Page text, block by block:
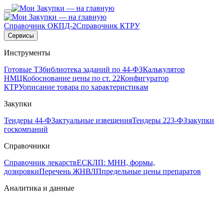
Справочник ОКПД-2Справочник КТРУ
Сервисы
Инструменты
Готовые ТЗбиблиотека заданий по 44-ФЗКалькулятор
НМЦКобоснование цены по ст. 22Конфигуратор
КТРУописание товара по характеристикам
Закупки
Тендеры 44-ФЗактуальные извещенияТендеры 223-ФЗзакупки
госкомпаний
Справочники
Справочник лекарствЕСКЛП: МНН, формы,
дозировкиПеречень ЖНВЛПпредельные цены препаратов
Аналитика и данные